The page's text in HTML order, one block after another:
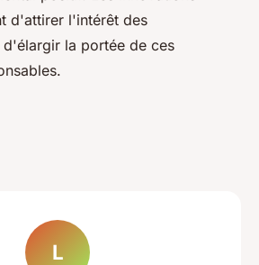
d'attirer l'intérêt des
la portée de ces
L